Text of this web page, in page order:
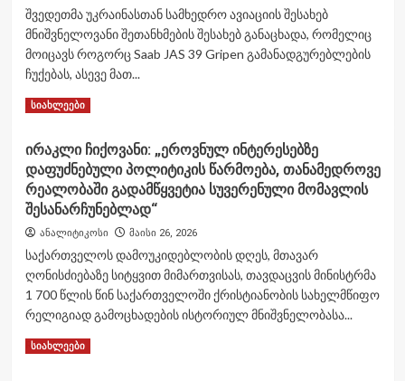
ტექნიკური
თანამშრომლობის
შესახებ
შეთანხმებას
ხელი
შვედეთმა უკრაინასთან სამხედრო ავიაციის შესახებ
მნიშვნელოვანი შეთანხმების შესახებ განაცხადა, რომელიც
მოიცავს როგორც Saab JAS 39 Gripen გამანადგურებლების
ჩუქებას, ასევე მათ...
Read MoreRead
შვედეთი
უკრაინას
JAS
39
Gripen
ტიპის
გამანადგურებელ
თვითფრინავებს
გადასცემს
სიახლეები
ირაკლი ჩიქოვანი: „ეროვნულ ინტერესებზე
დაფუძნებული პოლიტიკის წარმოება, თანამედროვე
რეალობაში გადამწყვეტია სუვერენული მომავლის
შესანარჩუნებლად“
ანალიტიკოსი მაისი 26, 2026
საქართველოს დამოუკიდებლობის დღეს, მთავარ
ღონისძიებაზე სიტყვით მიმართვისას, თავდაცვის მინისტრმა
1 700 წლის წინ საქართველოში ქრისტიანობის სახელმწიფო
რელიგიად გამოცხადების ისტორიულ მნიშვნელობასა...
Read MoreRead
სიახლეები